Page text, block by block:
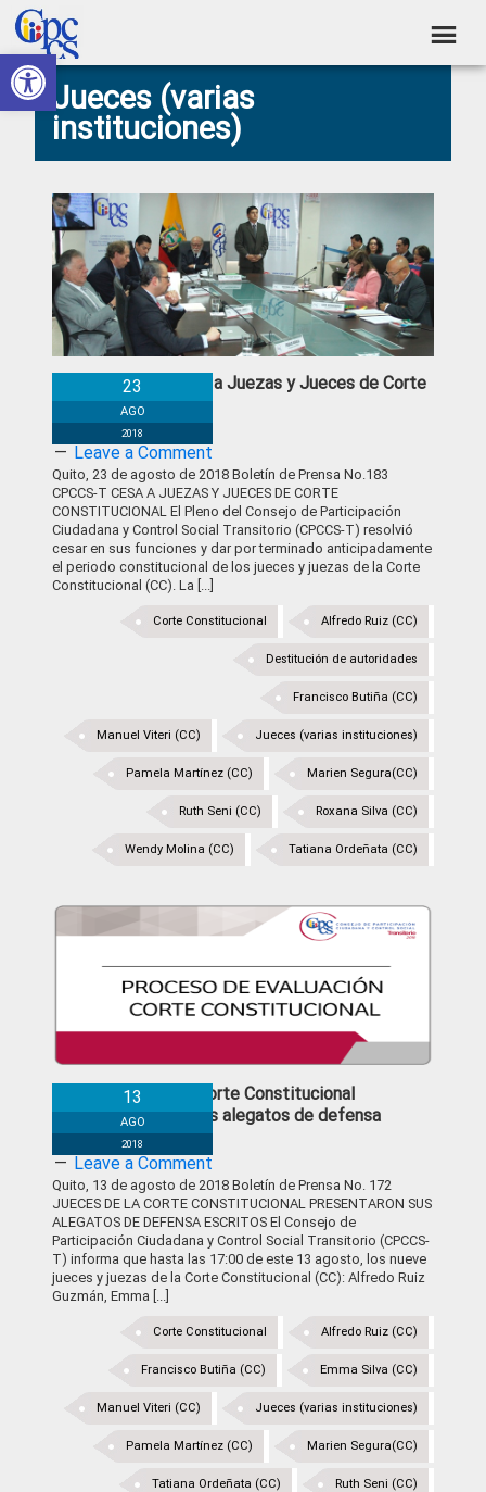
Abrir barra de herramientas
Skip
to
primary
navigation
Skip
to
main
content
Skip
to
primary
sidebar
Skip
to
footer
Consejo
de
Participación
Control
Social
Construyendo
Poder
Ciudadano
Jueces (varias
instituciones)
CPCCS-T cesa a Juezas y Jueces de Corte
Constitucional
23
AGO
2018
Leave a Comment
Quito, 23 de agosto de 2018 Boletín de Prensa No.183
CPCCS-T CESA A JUEZAS Y JUECES DE CORTE
CONSTITUCIONAL El Pleno del Consejo de Participación
Ciudadana y Control Social Transitorio (CPCCS-T) resolvió
cesar en sus funciones y dar por terminado anticipadamente
el periodo constitucional de los jueces y juezas de la Corte
Constitucional (CC). La [...]
Alfredo Ruiz (CC)
Corte Constitucional
Destitución de autoridades
Francisco Butiña (CC)
Jueces (varias instituciones)
Manuel Viteri (CC)
Marien Segura(CC)
Pamela Martínez (CC)
Roxana Silva (CC)
Ruth Seni (CC)
Tatiana Ordeñata (CC)
Wendy Molina (CC)
Jueces de la Corte Constitucional
presentaron sus alegatos de defensa
escritos
13
AGO
2018
Leave a Comment
Quito, 13 de agosto de 2018 Boletín de Prensa No. 172
JUECES DE LA CORTE CONSTITUCIONAL PRESENTARON SUS
ALEGATOS DE DEFENSA ESCRITOS El Consejo de
Participación Ciudadana y Control Social Transitorio (CPCCS-
T) informa que hasta las 17:00 de este 13 agosto, los nueve
jueces y juezas de la Corte Constitucional (CC): Alfredo Ruiz
Guzmán, Emma [...]
Alfredo Ruiz (CC)
Corte Constitucional
Emma Silva (CC)
Francisco Butiña (CC)
Jueces (varias instituciones)
Manuel Viteri (CC)
Marien Segura(CC)
Pamela Martínez (CC)
Ruth Seni (CC)
Tatiana Ordeñata (CC)